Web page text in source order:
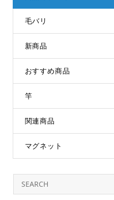
毛バリ
新商品
おすすめ商品
竿
関連商品
マグネット